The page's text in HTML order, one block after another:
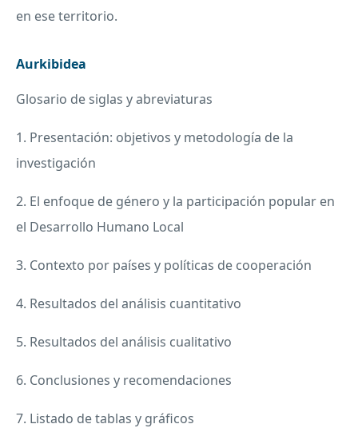
en ese territorio.
Aurkibidea
Glosario de siglas y abreviaturas
1. Presentación: objetivos y metodología de la
investigación
2. El enfoque de género y la participación popular en
el Desarrollo Humano Local
3. Contexto por países y políticas de cooperación
4. Resultados del análisis cuantitativo
5. Resultados del análisis cualitativo
6. Conclusiones y recomendaciones
7. Listado de tablas y gráficos